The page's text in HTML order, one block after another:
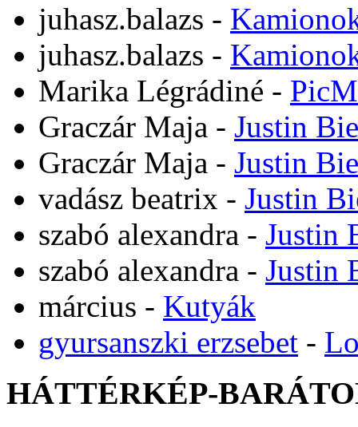
juhasz.balazs -
juhasz.balazs -
Marika Légrádiné -
Graczár Maja - Justin
Graczár Maja - Justin
vadász beatrix - Justin
szabó alexandra - Justin
szabó alexandra - Justin
március - Kutyák
gyursanszki erzsebet -
HÁTTÉRKÉP-